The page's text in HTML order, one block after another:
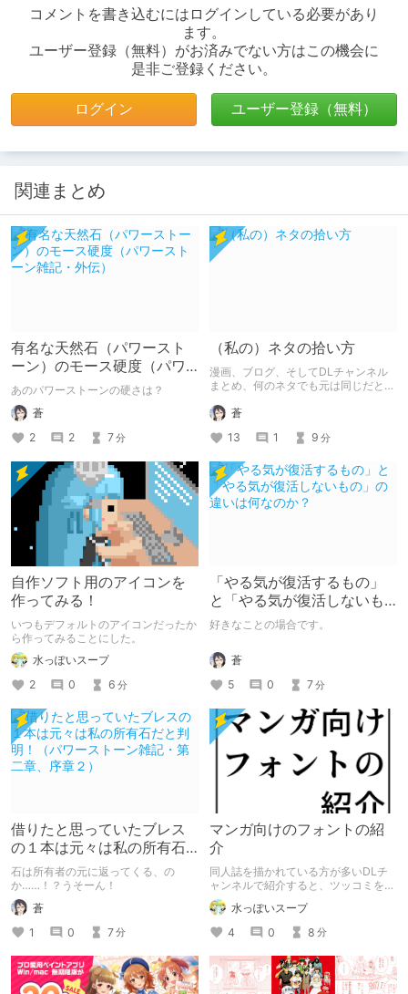
コメントを書き込むにはログインしている必要があり
ます。
ユーザー登録（無料）がお済みでない方はこの機会に
是非ご登録ください。
ログイン ユーザー登録（無料）
関連まとめ
有名な天然石（パワースト
ーン）のモース硬度（パワ
ーストーン雑記・外伝）
あのパワーストーンの硬さは？
蒼
2
2 7分
（私の）ネタの拾い方
漫画、ブログ、そしてDLチャンネル
まとめ、何のネタでも元は同じだと私
蒼
13
1 9 分
自作ソフト用のアイコンを
作ってみる！
いつもデフォルトのアイコンだったか
ら作ってみることにした。
水っぽいスープ
2
0 6 分
「やる気が復活するもの」
と「やる気が復活しないも
の」の違いは何なのか？
好きなことの場合です。
蒼
5
0 7分
借りたと思っていたブレス
の１本は元々は私の所有石
だと判明！（パワーストー
ン雑記・第二章、序章２）
石は所有者の元に返ってくる、の
か……！？うそーん！
蒼
1
0 7分
マンガ向けのフォントの紹
介
同人誌を描かれている方が多いDLチ
ャンネルで紹介すると、ツッコミをい
ただきそうですが、まとめます。
水っぽいスープ
4
0 8 分